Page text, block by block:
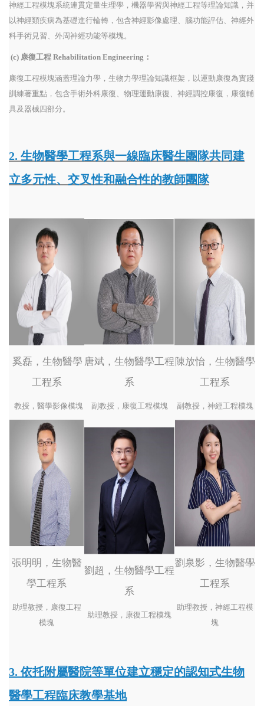
神經工程模塊系統連貫定量生理學，機器學習與神經工程等理論知識，并
以神經類疾病為基礎進行輪轉，包含神經影像處理、腦功能評估、神經外
科手術見習、外周神經功能等模塊。
(c) 康復工程 Rehabilitation Engineering：
康復工程模塊涵蓋理論力學，生物力學理論知識框架，以運動康復為實踐
訓練著重點，包含手術外科康復、物理運動康復、神經調控康復，康復輔
具及器械四部分。
2. 生物醫學工程系與一線臨床醫生團隊共同建
立多元性、交叉性和融合性的教師團隊
奚磊，生物醫學
工程系
教授，醫學影像模塊
唐斌，生物醫學工程
系
副教授，康復工程模塊
陳放怡，生物醫學
工程系
副教授，神經工程模塊
張明明，生物醫
學工程系
助理教授，康復工程
模塊
劉超，生物醫學工程
系
助理教授，康復工程模塊
劉泉影，生物醫學
工程系
助理教授，神經工程模
塊
3. 依托附屬醫院等單位建立穩定的認知式生物
醫學工程臨床教學基地